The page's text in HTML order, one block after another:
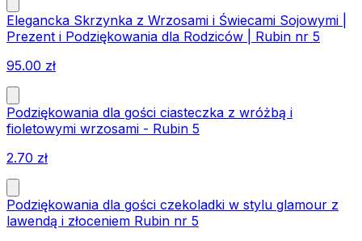
Elegancka Skrzynka z Wrzosami i Świecami Sojowymi |
Prezent i Podziękowania dla Rodziców | Rubin nr 5
95.00 zł
Podziękowania dla gości ciasteczka z wróżbą i
fioletowymi wrzosami - Rubin 5
2.70 zł
Podziękowania dla gości czekoladki w stylu glamour z
lawendą i złoceniem Rubin nr 5